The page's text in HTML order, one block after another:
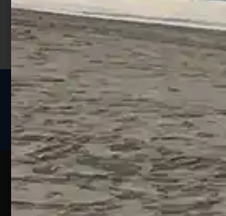
sconto;
I punti sono indicati nella pagina
prodotto;
Seguici sui social
Web
Pesca
Un portale
pensato
Esperienze
Guide
sulla
pesca
Assistenza
Clienti
Siamo
Contatti
Assistenza
Ecommerce